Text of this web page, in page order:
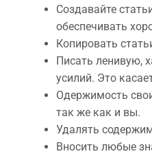
Создавайте
обеспечивать
Копировать
Писать ленивую,
усилий. Это
Одержимость
так же как и вы.
Удалять
Вносить любые